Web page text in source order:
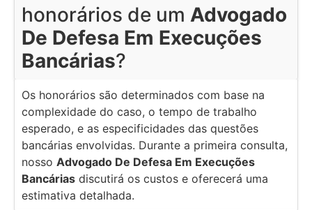
honorários de um Advogado
De Defesa Em Execuções
Bancárias?
Os honorários são determinados com base na
complexidade do caso, o tempo de trabalho
esperado, e as especificidades das questões
bancárias envolvidas. Durante a primeira consulta,
nosso Advogado De Defesa Em Execuções
Bancárias discutirá os custos e oferecerá uma
estimativa detalhada.